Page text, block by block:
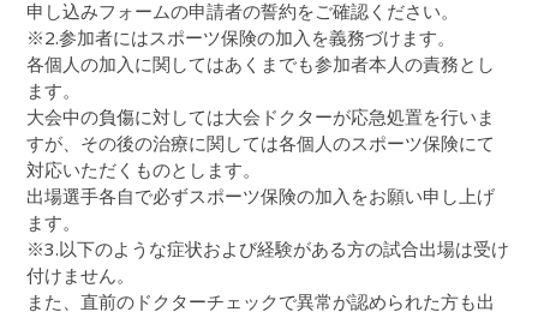
申し込みフォームの申請者の誓約をご確認ください。
※2.参加者にはスポーツ保険の加入を義務づけます。
各個人の加入に関してはあくまでも参加者本人の責務とし
ます。
大会中の負傷に対しては大会ドクターが応急処置を行いま
すが、その後の治療に関しては各個人のスポーツ保険にて
対応いただくものとします。
出場選手各自で必ずスポーツ保険の加入をお願い申し上げ
ます。
※3.以下のような症状および経験がある方の試合出場は受け
付けません。
また、直前のドクターチェックで異常が認められた方も出